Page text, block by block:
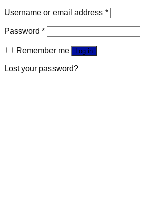
Username or email address *
Password *
Remember me Log in
Lost your password?